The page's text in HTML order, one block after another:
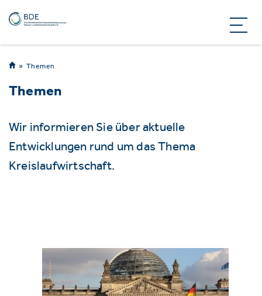
Themen
Themen
Wir informieren Sie über aktuelle
Entwicklungen rund um das Thema
Kreislaufwirtschaft.